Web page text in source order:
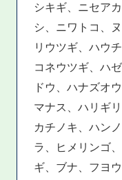
シキギ、ニセア
シ、ニワトコ、
リウツギ、ハウ
コネウツギ、ハ
ドウ、ハナズオ
マナス、ハリギ
カチノキ、ハン
ラ、ヒメリンゴ
ギ、ブナ、フヨ